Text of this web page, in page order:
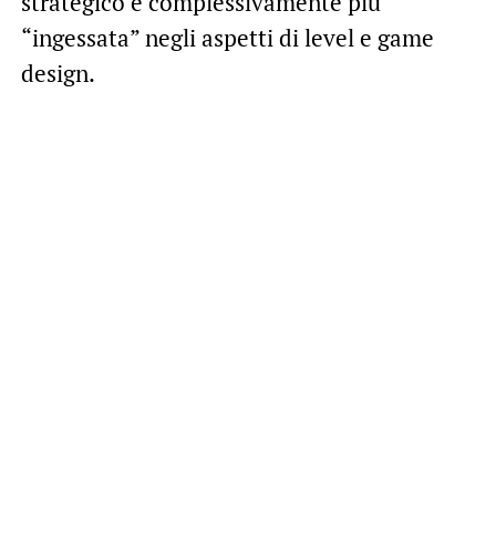
“ingessata” negli aspetti di level e game
design.